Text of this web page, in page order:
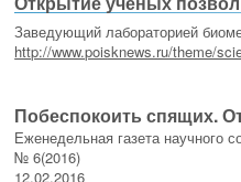
Заведующий лабораторией
http://www.poisknews.ru/theme/
Побеспокоить спящих.
Еженедельная газета научного
№ 6(2016)
12.02.2016